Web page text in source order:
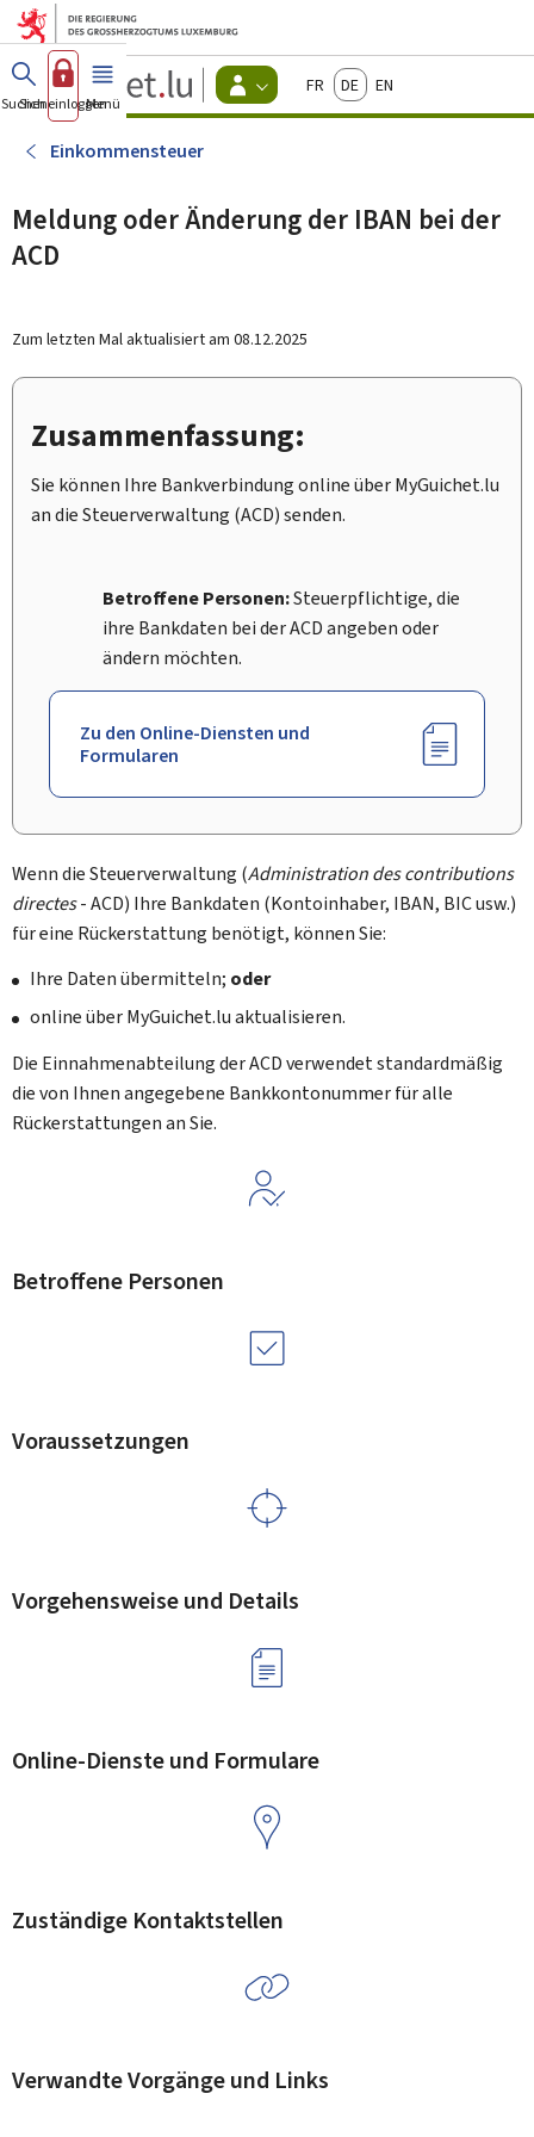
Zum Hauptmenü
Zum Inhalt
Guichet.lu
Changer
d'espace
actif
FrançaisDeutschEnglish
Suchen
Sich einloggen
Menü Haupt-
Einkommensteuer
Meldung oder Änderung der IBAN bei der
ACD
Zum letzten Mal aktualisiert am 08.12.2025
Zusammenfassung:
Sie können Ihre Bankverbindung online überMyGuichet.lu
an die Steuerverwaltung (ACD) senden.
Betroffene Personen:Steuerpflichtige, die
ihre Bankdaten bei der ACD angeben oder
ändern möchten.
Zu den Online-Diensten und
Formularen
Wenn die Steuerverwaltung (Administration des contributions
directes- ACD) Ihre Bankdaten (Kontoinhaber, IBAN, BIC usw.)
für eine Rückerstattung benötigt, können Sie:
Ihre Daten übermitteln; oder
online überMyGuichet.lu aktualisieren.
Die Einnahmenabteilung der ACD verwendet standardmäßig
die von Ihnen angegebene Bankkontonummer für alle
Rückerstattungen an Sie.
Betroffene Personen
Voraussetzungen
Vorgehensweise und Details
Online-Dienste und Formulare
Zuständige Kontaktstellen
Verwandte Vorgänge und Links